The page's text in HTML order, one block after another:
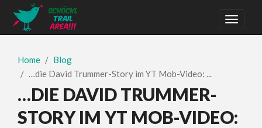
Home
Blog
…die David Trummer-Story im YT Mob-Video: ...
…DIE DAVID TRUMMER-
STORY IM YT MOB-VIDEO: